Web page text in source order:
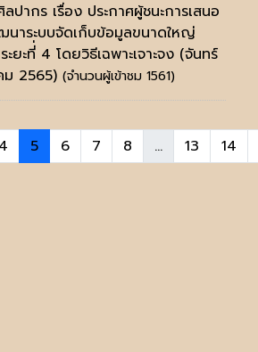
ปากร เรื่อง ประกาศผู้ชนะการเสนอ
นาระบบจัดเก็บข้อมูลขนาดใหญ่
ยะที่่ 4 โดยวิธีเฉพาะเจาะจง (จันทร์
2565) (จำนวนผู้เข้าชม 1561)
4 5 6 7 8 ... 13 14